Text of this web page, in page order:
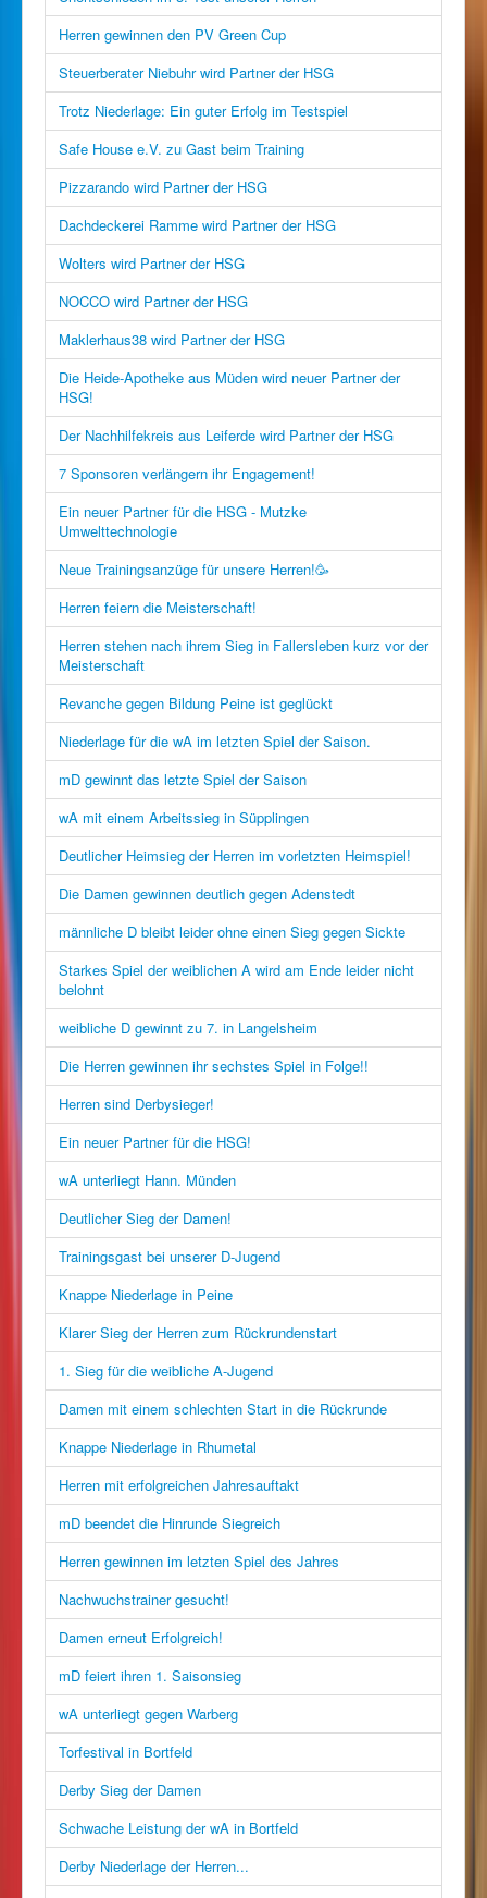
Herren gewinnen den PV Green Cup
Steuerberater Niebuhr wird Partner der HSG
Trotz Niederlage: Ein guter Erfolg im Testspiel
Safe House e.V. zu Gast beim Training
Pizzarando wird Partner der HSG
Dachdeckerei Ramme wird Partner der HSG
Wolters wird Partner der HSG
NOCCO wird Partner der HSG
Maklerhaus38 wird Partner der HSG
Die Heide-Apotheke aus Müden wird neuer Partner der
HSG!
Der Nachhilfekreis aus Leiferde wird Partner der HSG
7 Sponsoren verlängern ihr Engagement!
Ein neuer Partner für die HSG - Mutzke
Umwelttechnologie
Neue Trainingsanzüge für unsere Herren!🥳
Herren feiern die Meisterschaft!
Herren stehen nach ihrem Sieg in Fallersleben kurz vor der
Meisterschaft
Revanche gegen Bildung Peine ist geglückt
Niederlage für die wA im letzten Spiel der Saison.
mD gewinnt das letzte Spiel der Saison
wA mit einem Arbeitssieg in Süpplingen
Deutlicher Heimsieg der Herren im vorletzten Heimspiel!
Die Damen gewinnen deutlich gegen Adenstedt
männliche D bleibt leider ohne einen Sieg gegen Sickte
Starkes Spiel der weiblichen A wird am Ende leider nicht
belohnt
weibliche D gewinnt zu 7. in Langelsheim
Die Herren gewinnen ihr sechstes Spiel in Folge!!
Herren sind Derbysieger!
Ein neuer Partner für die HSG!
wA unterliegt Hann. Münden
Deutlicher Sieg der Damen!
Trainingsgast bei unserer D-Jugend
Knappe Niederlage in Peine
Klarer Sieg der Herren zum Rückrundenstart
1. Sieg für die weibliche A-Jugend
Damen mit einem schlechten Start in die Rückrunde
Knappe Niederlage in Rhumetal
Herren mit erfolgreichen Jahresauftakt
mD beendet die Hinrunde Siegreich
Herren gewinnen im letzten Spiel des Jahres
Nachwuchstrainer gesucht!
Damen erneut Erfolgreich!
mD feiert ihren 1. Saisonsieg
wA unterliegt gegen Warberg
Torfestival in Bortfeld
Derby Sieg der Damen
Schwache Leistung der wA in Bortfeld
Derby Niederlage der Herren...